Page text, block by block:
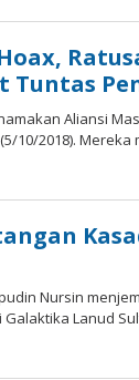
Tuntas
Aliansi
10/2018).
Nursin
Lanud